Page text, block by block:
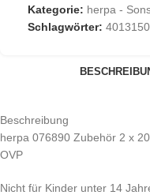
Kategorie: herpa -
Schlagwörter:
Beschreibung
herpa 076890 Zubehör 2 x
OVP
Nicht für Kinder unter 14